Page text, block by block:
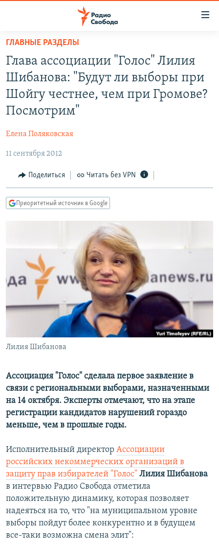
упрощенного
доступа
Вернуться
основному
содержанию
навигации
Вернутся
поиску
ПОДКАСТЫ
АВТОРСКИЕ ПРОЕКТЫ
ЦИТАТЫ СВОБОДЫ
IDEL.РЕАЛИИ
КАВКАЗ.РЕАЛИИ
СИБИРЬ.РЕАЛИИ
РАСПИСАНИЕ ВЕЩАНИЯ
ПОДПИШИТЕСЬ НА РАССЫЛКУ
СОЦИАЛЬНЫЕ СЕТИ
Все сайты РСЕ/РС
ГЛАВНЫЕ РАЗДЕЛЫ
Глава ассоциации "Голос" Лилия
Шибанова: "Будут ли выборы при
Шойгу честнее, чем при Громове?
Посмотрим"
Елена Поляковская
11 сентября 2012
Поделиться Читать без VPN
Приоритетный источник в Google
Лилия Шибанова
Ассоциация "Голос" сделала первое заявление в
связи с региональными выборами, назначенными
на 14 октября. Эксперты отмечают, что на этапе
регистрации кандидатов нарушений гораздо
меньше, чем в прошлые годы.
Исполнительный директор Ассоциации
российских некоммерческих организаций в
защиту прав избирателей "Голос" Лилия Шибанова
в интервью Радио Свобода отметила
положительную динамику, которая позволяет
надеяться на то, что "на муниципальном уровне
выборы пойдут более конкурентно и в будущем
все-таки возможна смена элит":